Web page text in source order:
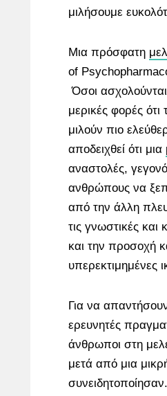
μιλήσουμε
Μια πρόσφατη
of
Όσοι
μερικές φορές
μιλούν πιο
αποδειχθεί ότι μια
αναστολές,
ανθρώπους να
από την άλλη
τις γνωστικές και
και την προσοχή
υπερεκτιμημένες
Για να
ερευνητές
άνθρωποι στη
μετά από μια
συνειδητοποίησαν.